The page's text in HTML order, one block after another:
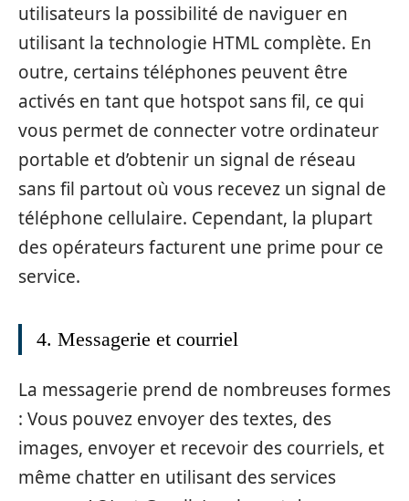
utilisateurs la possibilité de naviguer en
utilisant la technologie HTML complète. En
outre, certains téléphones peuvent être
activés en tant que hotspot sans fil, ce qui
vous permet de connecter votre ordinateur
portable et d’obtenir un signal de réseau
sans fil partout où vous recevez un signal de
téléphone cellulaire. Cependant, la plupart
des opérateurs facturent une prime pour ce
service.
4. Messagerie et courriel
La messagerie prend de nombreuses formes
: Vous pouvez envoyer des textes, des
images, envoyer et recevoir des courriels, et
même chatter en utilisant des services